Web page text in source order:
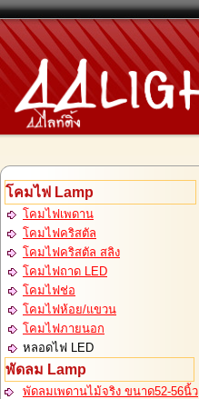
โคมไฟ Lamp
โคมไฟเพดาน
โคมไฟคริสตัล
โคมไฟคริสตัล สลิง
โคมไฟถาด LED
โคมไฟช่อ
โคมไฟห้อย/แขวน
โคมไฟภายนอก
หลอดไฟ LED
พัดลม Lamp
พัดลมเพดานไม้จริง ขนาด52-56นิ้ว